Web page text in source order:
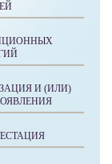
И (ИЛИ)